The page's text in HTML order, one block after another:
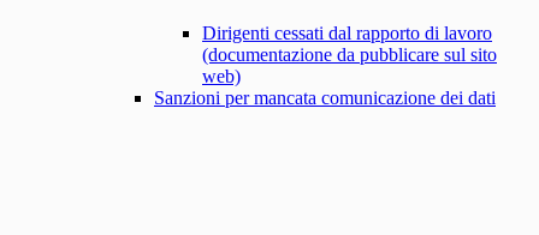
Dirigenti cessati dal rapporto di lavoro
(documentazione da pubblicare sul sito
web)
Sanzioni per mancata comunicazione dei dati